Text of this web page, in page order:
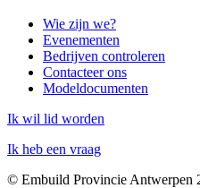
Wie zijn we?
Evenementen
Bedrijven controleren
Contacteer ons
Modeldocumenten
Ik wil lid worden
Ik heb een vraag
© Embuild Provincie Antwerpen